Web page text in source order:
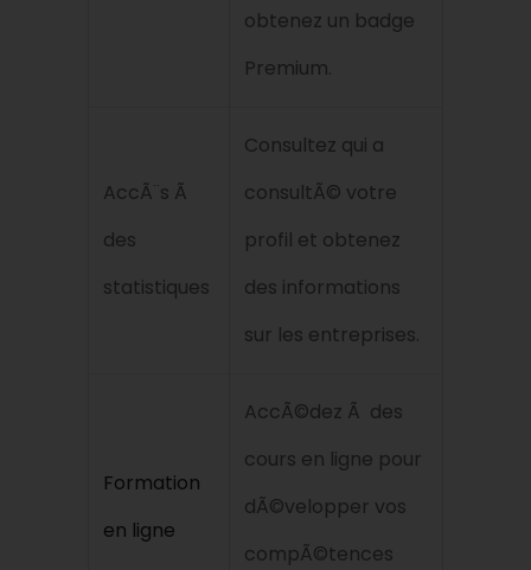
obtenez un badge
Premium.
AccÃ¨s Ã
des
statistiques
Consultez qui a
consultÃ© votre
profil et obtenez
des informations
sur les entreprises.
Formation
en ligne
AccÃ©dez Ã des
cours en ligne pour
dÃ©velopper vos
compÃ©tences